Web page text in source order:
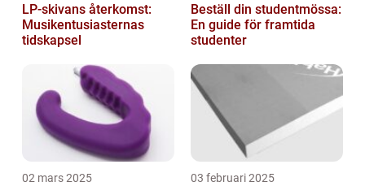
LP-skivans återkomst:
Musikentusiasternas
tidskapsel
Beställ din studentmössa:
En guide för framtida
studenter
02 mars 2025 03 februari 2025